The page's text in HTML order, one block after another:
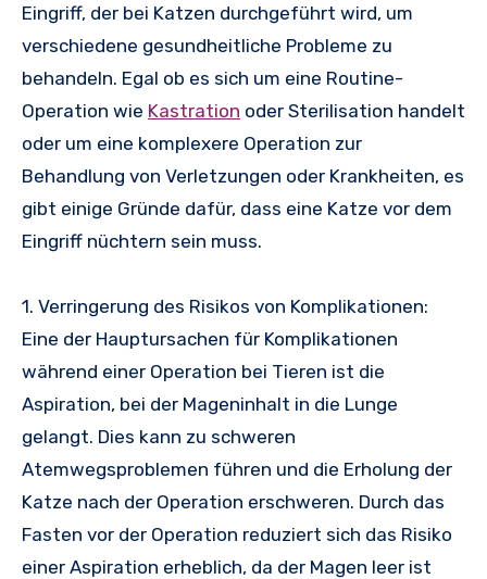
Eingriff, der bei Katzen durchgeführt wird, um
verschiedene gesundheitliche Probleme zu
behandeln. Egal ob es sich um eine Routine-
Operation wie Kastration oder Sterilisation handelt
oder um eine komplexere Operation zur
Behandlung von Verletzungen oder Krankheiten, es
gibt einige Gründe dafür, dass eine Katze vor dem
Eingriff nüchtern sein muss.
1. Verringerung des Risikos von Komplikationen:
Eine der Hauptursachen für Komplikationen
während einer Operation bei Tieren ist die
Aspiration, bei der Mageninhalt in die Lunge
gelangt. Dies kann zu schweren
Atemwegsproblemen führen und die Erholung der
Katze nach der Operation erschweren. Durch das
Fasten vor der Operation reduziert sich das Risiko
einer Aspiration erheblich, da der Magen leer ist